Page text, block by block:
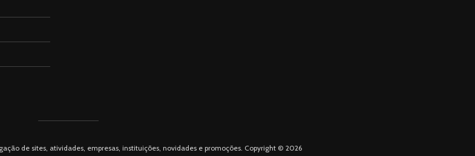
de sites, atividades, empresas, instituições, novidades e promoções. Copyright © 2026